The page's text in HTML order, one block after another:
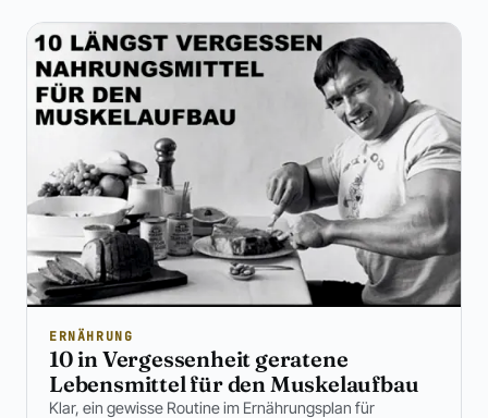
ERNÄHRUNG
10 in Vergessenheit geratene
Lebensmittel für den Muskelaufbau
Klar, ein gewisse Routine im Ernährungsplan für